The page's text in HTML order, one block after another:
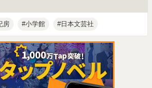
房 小学館 日本文芸社